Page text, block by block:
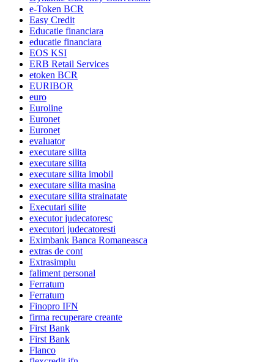
e-Token BCR
Easy Credit
Educatie financiara
educatie financiara
EOS KSI
ERB Retail Services
etoken BCR
EURIBOR
euro
Euroline
Euronet
Euronet
evaluator
executare silita
executare silita
executare silita imobil
executare silita masina
executare silita strainatate
Executari silite
executor judecatoresc
executori judecatoresti
Eximbank Banca Romaneasca
extras de cont
Extrasimplu
faliment personal
Ferratum
Ferratum
Finopro IFN
firma recuperare creante
First Bank
First Bank
Flanco